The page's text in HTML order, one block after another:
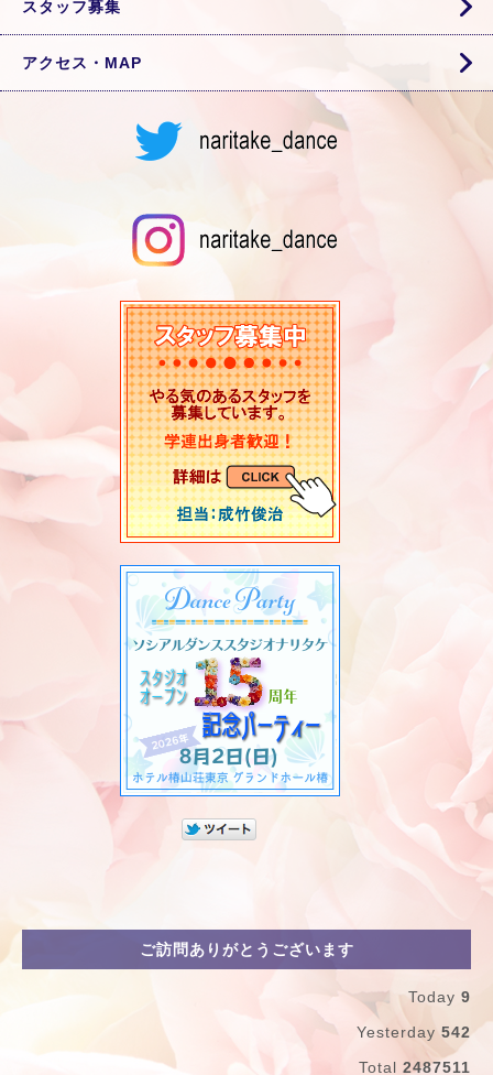
スタッフ募集
アクセス・MAP
ご訪問ありがとうございます
Today 9
Yesterday 542
Total 2487511